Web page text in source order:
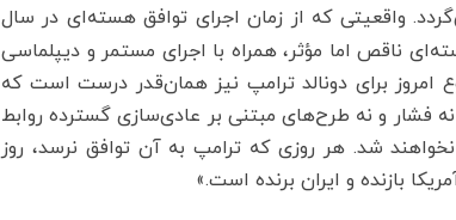
واقعیتی که از زمان اجرای توافق هسته‌ای در سال
ناقص اما مؤثر، همراه با اجرای مستمر و دیپلماسی
برای دونالد ترامپ نیز همان‌قدر درست است که
فشار و نه طرح‌های مبتنی بر عادی‌سازی گسترده روابط
شد. هر روزی که ترامپ به آن توافق نرسد، روز
بازنده و ایران برنده است.»